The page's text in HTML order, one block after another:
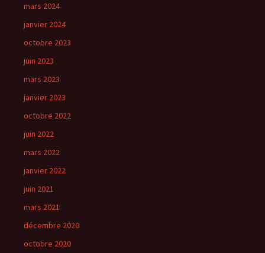
mars 2024
janvier 2024
octobre 2023
juin 2023
mars 2023
janvier 2023
octobre 2022
juin 2022
mars 2022
janvier 2022
juin 2021
mars 2021
décembre 2020
octobre 2020